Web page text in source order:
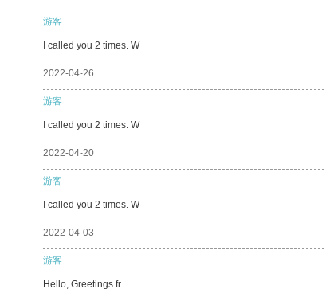
游客
I called you 2 times. W
2022-04-26
游客
I called you 2 times. W
2022-04-20
游客
I called you 2 times. W
2022-04-03
游客
Hello, Greetings fr